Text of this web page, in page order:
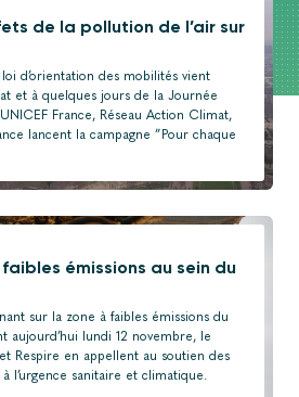
de la pollution de l’air sur
d’orientation des mobilités vient
et à quelques jours de la Journée
France, Réseau Action Climat,
lancent la campagne ”Pour chaque
émissions au sein du
sur la zone à faibles émissions du
aujourd’hui lundi 12 novembre, le
Respire en appellent au soutien des
l’urgence sanitaire et climatique.